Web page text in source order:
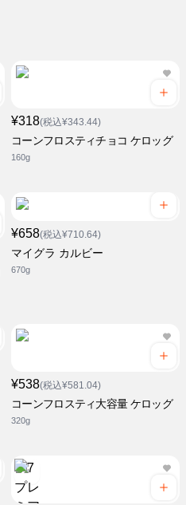
¥318(税込¥343.44)
コーンフロスティチョコ ケロッグ
160g
¥658(税込¥710.64)
マイグラ カルビー
670g
¥538(税込¥581.04)
コーンフロスティ大容量 ケロッグ
320g